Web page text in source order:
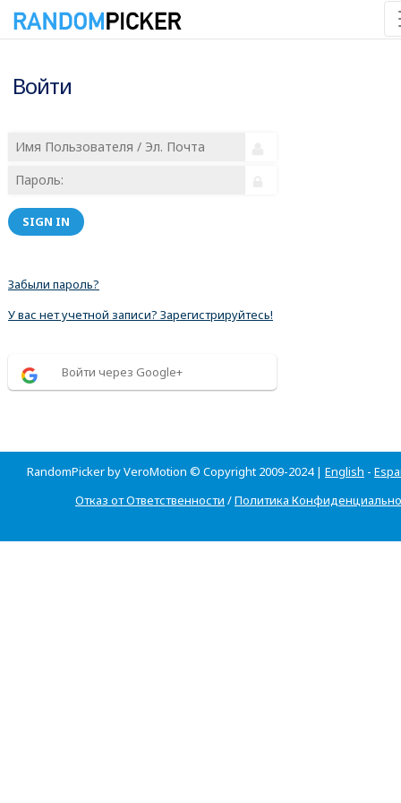
Войти
SIGN IN
Забыли пароль?
У вас нет учетной записи? Зарегистрируйтесь!
Войти через Google+
RandomPicker by VeroMotion © Copyright 2009-2024 | English -
Отказ от Ответственности /Политика